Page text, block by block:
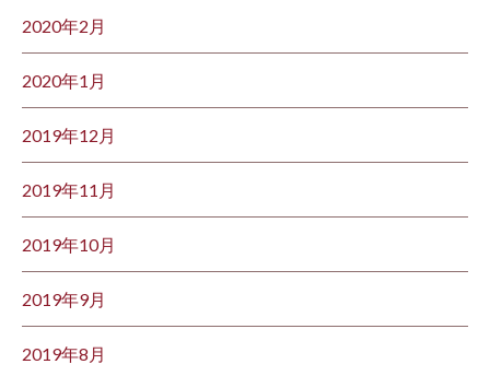
2020年2月
2020年1月
2019年12月
2019年11月
2019年10月
2019年9月
2019年8月